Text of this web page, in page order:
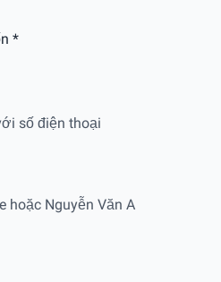
*
số điện thoại
hoặc Nguyễn Văn A